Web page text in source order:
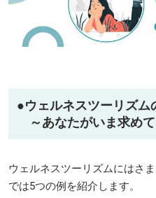
●ウェルネスツーリズム
～あなたがいま求め
ウェルネスツーリズムにはさ
では5つの例を紹介します。